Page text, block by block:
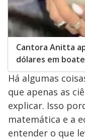
Cantora Anitta
dólares em
Há algumas
que apenas as
explicar. Isso
matemática e a
entender o que